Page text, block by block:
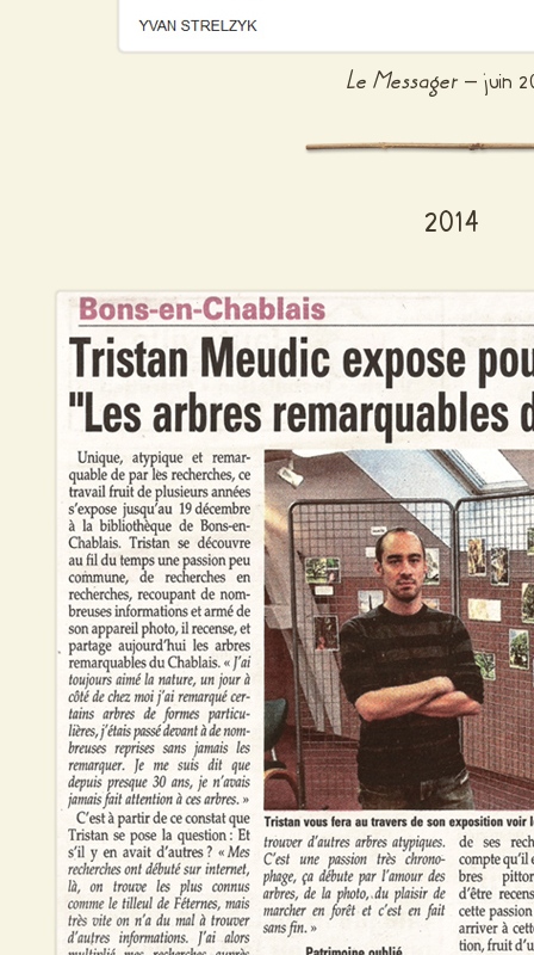
Le Messager – juin
2014